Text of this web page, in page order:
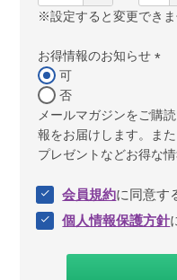
須)
※設定すると変更でき
お得情報のお知らせ
可
否
メールマガジンをご購
報をお届けします。ま
プレゼントなどお得な
会員規約に同意す
個人情報保護方針